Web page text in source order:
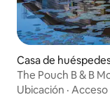
Casa de
The Pouch B & B
Ubicación · Acceso